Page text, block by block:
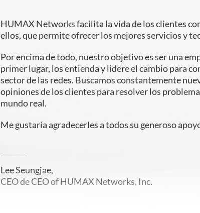
HUMAX Networks facilita la vida de los clientes
ellos, que permite ofrecer los mejores servicios y
Por encima de todo, nuestro objetivo es ser una
primer lugar, los entienda y lidere el cambio para
sector de las redes. Buscamos constantemente
opiniones de los clientes para resolver los
mundo real.
Me gustaría agradecerles a todos su generoso
Lee Seungjae,
CEO de CEO of HUMAX Networks, Inc.